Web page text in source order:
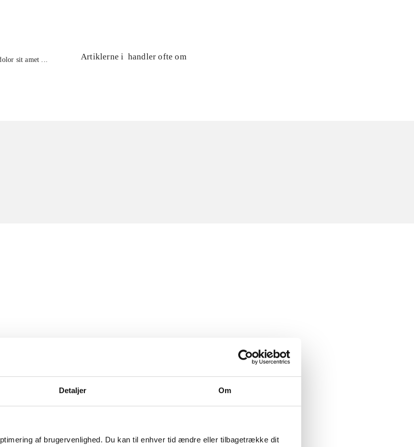
Detaljer Om
af brugervenlighed. Du kan til enhver tid ændre eller tilbagetrække dit
sit amet ...
Artiklerne i handler ofte om